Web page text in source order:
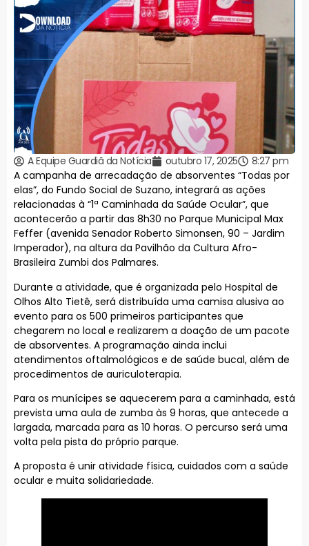
A Equipe Guardiã da Notícia outubro 17, 2025
8:27 pm
A campanha de arrecadação de absorventes “Todas por
elas”, do Fundo Social de Suzano, integrará as ações
relacionadas à “1ª Caminhada da Saúde Ocular”, que
acontecerão a partir das 8h30 no Parque Municipal Max
Feffer (avenida Senador Roberto Simonsen, 90 – Jardim
Imperador), na altura da Pavilhão da Cultura Afro-
Brasileira Zumbi dos Palmares.
Durante a atividade, que é organizada pelo Hospital de
Olhos Alto Tietê, será distribuída uma camisa alusiva ao
evento para os 500 primeiros participantes que
chegarem no local e realizarem a doação de um pacote
de absorventes. A programação ainda inclui
atendimentos oftalmológicos e de saúde bucal, além de
procedimentos de auriculoterapia.
Para os munícipes se aquecerem para a caminhada, está
prevista uma aula de zumba às 9 horas, que antecede a
largada, marcada para as 10 horas. O percurso será uma
volta pela pista do próprio parque.
A proposta é unir atividade física, cuidados com a saúde
ocular e muita solidariedade.